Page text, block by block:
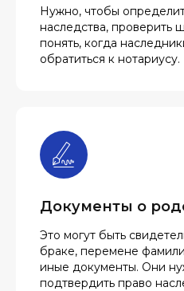
Нужно, чтобы
наследства, проверить
понять, когда
обратиться к нотариусу.
Документы о
Это могут быть
браке, перемене
иные документы. Они
подтвердить право